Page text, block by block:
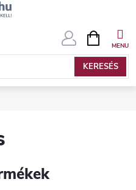
KERESÉS
KOSÁR